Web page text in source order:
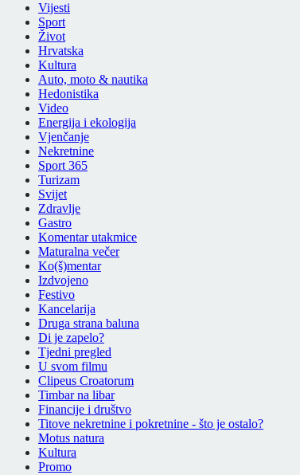
Vijesti
Sport
Život
Hrvatska
Kultura
Auto, moto & nautika
Hedonistika
Video
Energija i ekologija
Vjenčanje
Nekretnine
Sport 365
Turizam
Svijet
Zdravlje
Gastro
Komentar utakmice
Maturalna večer
Ko(š)mentar
Izdvojeno
Festivo
Kancelarija
Druga strana baluna
Di je zapelo?
Tjedni pregled
U svom filmu
Clipeus Croatorum
Timbar na libar
Financije i društvo
Titove nekretnine i pokretnine - što je ostalo?
Motus natura
Kultura
Promo